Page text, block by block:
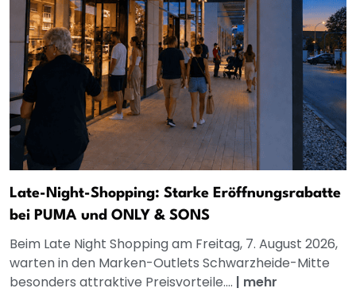
Late-Night-Shopping: Starke Eröffnungsrabatte
bei PUMA und ONLY & SONS
Beim Late Night Shopping am Freitag, 7. August 2026,
warten in den Marken-Outlets Schwarzheide-Mitte
besonders attraktive Preisvorteile.... | mehr